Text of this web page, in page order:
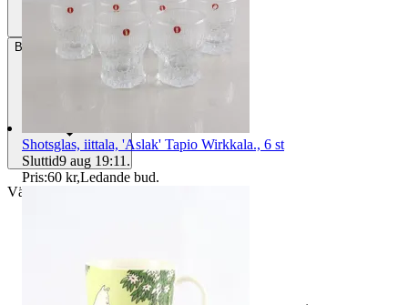
Betalning Via Tradera
Välj till köparskydd
Shotsglas, iittala, 'Aslak' Tapio Wirkkala., 6 st
Sluttid9 aug 19:11 .
Pris:60 kr,Ledande bud.